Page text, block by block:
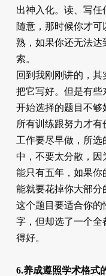
出神入化。读、写
随意，那时候你才
熟，如果你还无法达
索。
回到我刚刚讲的，
把它写好。但是有些
开始选择的题目不够
所有训练跟努力才
工作要尽早做，所
中，不要太分散，因
能只有五年，如果你
能就要花掉你大部分
这个题目要适合你的
字，但却选了一个全
得好。
6.养成遵照学术格式